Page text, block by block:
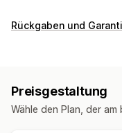
Rückgabeoptionen
Geschenkrückgaben
Rückgaben und
Preisgestaltung
Wähle den Plan, der